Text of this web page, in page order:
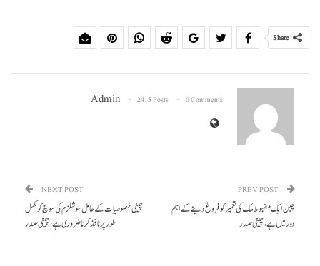
Share
Admin 2415 Posts 0 Comments
چین ایک مضبوط ملک کی تعمیر کو فروغ دینے کے اہم
دور میں ہے، چینی صدر
NEXT POST
چینی خصوصیات کے حامل سوشلزم کی سوچ کو مکمل
طور پر نافذ کرنا ضروری ہے، چینی صدر